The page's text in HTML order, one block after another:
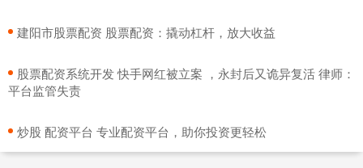
​建阳市股票配资 股票配资：撬动杠杆，放大收益
​股票配资系统开发 快手网红被立案 ，永封后又诡异复活 律师：
平台监管失责
​炒股 配资平台 专业配资平台，助你投资更轻松